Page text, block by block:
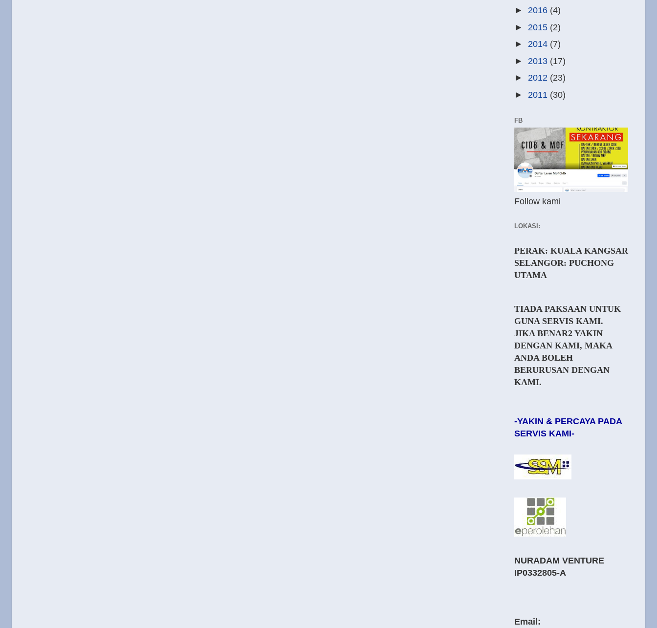
► 2016 (4)
► 2015 (2)
► 2014 (7)
► 2013 (17)
► 2012 (23)
► 2011 (30)
FB
Follow kami
LOKASI:
PERAK: KUALA KANGSAR
SELANGOR: PUCHONG
UTAMA
TIADA PAKSAAN UNTUK
GUNA SERVIS KAMI.
JIKA BENAR2 YAKIN
DENGAN KAMI, MAKA
ANDA BOLEH
BERURUSAN DENGAN
KAMI.
-YAKIN & PERCAYA PADA
SERVIS KAMI-
NURADAM VENTURE
IP0332805-A
Email: